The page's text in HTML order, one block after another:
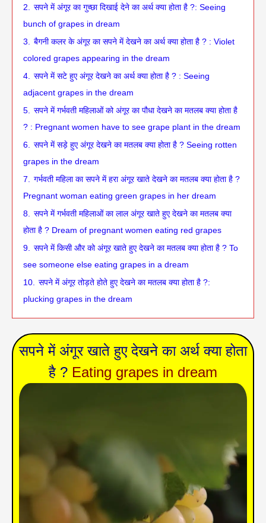
2.
सपने में अंगूर का गुच्छा दिखाई देने का अर्थ क्या होता है ?: Seeing
bunch of grapes in dream
3.
बैगनी कलर के अंगूर का सपने में देखने का अर्थ क्या होता है ? : Violet
colored grapes appearing in the dream
4.
सपने में सटे हुए अंगूर देखने का अर्थ क्या होता है ? : Seeing
adjacent grapes in the dream
5.
सपने में गर्भवती महिलाओं को अंगूर का पौधा देखने का मतलब क्या होता है
? : Pregnant women have to see grape plant in the dream
6.
सपने में सड़े हुए अंगूर देखने का मतलब क्या होता है ? Seeing rotten
grapes in the dream
7.
गर्भवती महिला का सपने में हरा अंगूर खाते देखने का मतलब क्या होता है ?
Pregnant woman eating green grapes in her dream
8.
सपने में गर्भवती महिलाओं का लाल अंगूर खाते हुए देखने का मतलब क्या
होता है ? Dream of pregnant women eating red grapes
9.
सपने में किसी और को अंगूर खाते हुए देखने का मतलब क्या होता है ? To
see someone else eating grapes in a dream
10.
सपने में अंगूर तोड़ते होते हुए देखने का मतलब क्या होता है ?:
plucking grapes in the dream
सपने में अंगूर खाते हुए देखने का अर्थ क्या होता
है ? Eating grapes in dream